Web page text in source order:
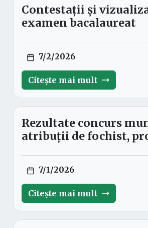
Contestații și
examen bacalaureat
7/2/2026
Citește mai mult
Rezultate concurs
atribuții de fochist,
7/1/2026
Citește mai mult